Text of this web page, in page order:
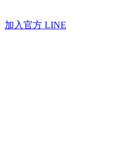
加入官方 LINE